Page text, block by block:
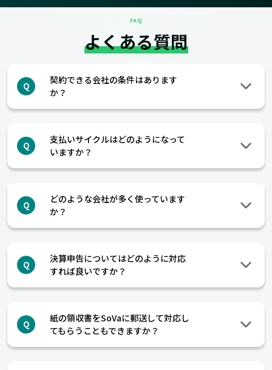
FAQ
よくある質問
Q
契約できる会社の条件はあります
か？
Q
支払いサイクルはどのようになって
いますか？
Q
どのような会社が多く使っています
か？
Q
決算申告についてはどのように対応
すれば良いですか？
Q
紙の領収書をSoVaに郵送して対応し
てもらうこともできますか？